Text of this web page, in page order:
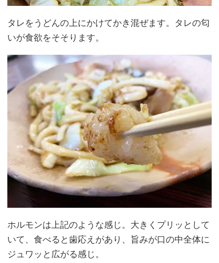
タレをうどんの上にかけてかき混ぜます。タレの匂
いが食欲をそそります。
ホルモンは上記のような感じ。大きくプリッとして
いて、食べると歯応えがあり、旨みが口の中全体に
ジュワッと広がる感じ。